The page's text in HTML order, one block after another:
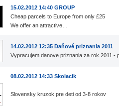
15.02.2012 14:40 GROUP
Cheap parcels to Europe from only £25
We offer an attractive…
14.02.2012 12:35 Daňové priznania 2011
Vypracujem danove priznania za rok 2011 -
08.02.2012 14:33 Skolacik
Slovensky kruzok pre deti od 3-8 rokov